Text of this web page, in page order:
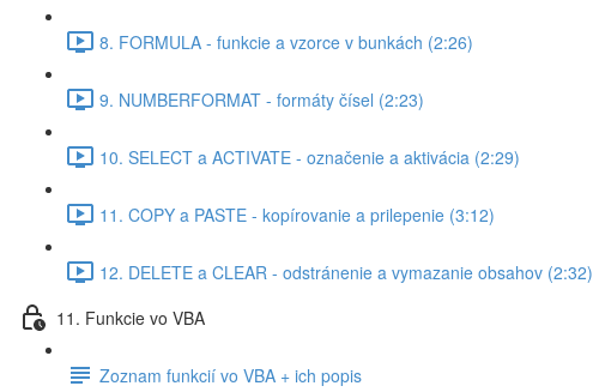
8. FORMULA - funkcie a vzorce v bunkách (2:26)
9. NUMBERFORMAT - formáty čísel (2:23)
10. SELECT a ACTIVATE - označenie a aktivácia (2:29)
11. COPY a PASTE - kopírovanie a prilepenie (3:12)
12. DELETE a CLEAR - odstránenie a vymazanie obsahov (2:32)
11. Funkcie vo VBA
Zoznam funkcií vo VBA + ich popis